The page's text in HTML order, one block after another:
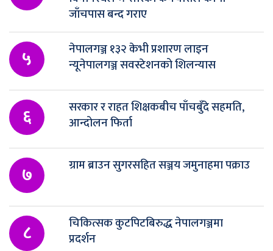
जाँचपास बन्द गराए
५
नेपालगञ्ज १३२ केभी प्रशारण लाइन
न्यूनेपालगञ्ज सवस्टेशनको शिलन्यास
६
सरकार र राहत शिक्षकबीच पाँचबुँदे सहमति,
आन्दोलन फिर्ता
७ ग्राम ब्राउन सुगरसहित सञ्जय जमुनाहमा पक्राउ
८
चिकित्सक कुटपिटबिरुद्ध नेपालगञ्जमा
प्रदर्शन